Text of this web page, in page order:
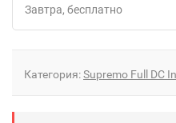
Завтра
Бесплатно
Категория:Supremo Full DC